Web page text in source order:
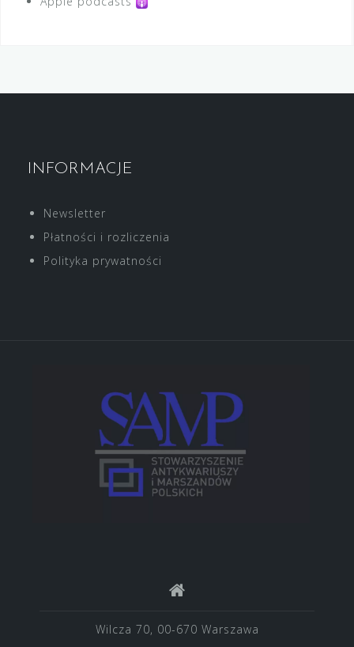
INFORMACJE
Newsletter
Płatności i rozliczenia
Polityka prywatności
Wilcza 70, 00-670 Warszawa